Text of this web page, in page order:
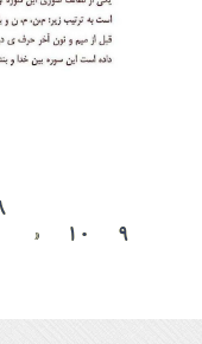
۹
۱۰ »